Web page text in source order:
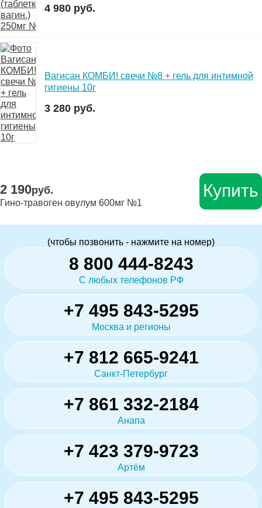
4 980 руб.
Вагисан КОМБИ! свечи №8 + гель для интимной
гигиены 10г
3 280 руб.
2 190руб.
Гино-травоген овулум 600мг №1
Купить
(чтобы позвонить - нажмите на номер)
8 800 444-8243
С любых телефонов РФ
+7 495 843-5295
Москва и регионы
+7 812 665-9241
Санкт-Петербург
+7 861 332-2184
Анапа
+7 423 379-9723
Артём
+7 495 843-5295